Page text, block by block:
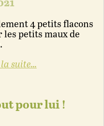
4 petits flacons
les petits maux de
suite...
pour lui !